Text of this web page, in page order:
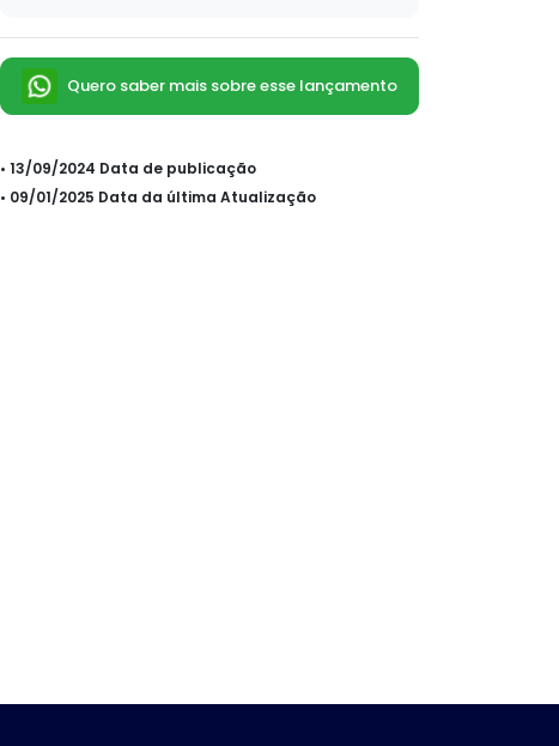
Quero saber mais sobre esse lançamento
• 13/09/2024 Data de publicação
• 09/01/2025 Data da última Atualização